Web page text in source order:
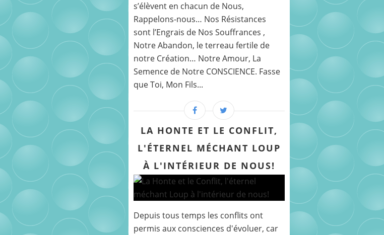
s’élèvent en chacun de Nous,
Rappelons-nous… Nos Résistances
sont l’Engrais de Nos Souffrances ,
Notre Abandon, le terreau fertile de
notre Création… Notre Amour, La
Semence de Notre CONSCIENCE. Fasse
que Toi, Mon Fils...
LA HONTE ET LE CONFLIT,
L'ÉTERNEL MÉCHANT LOUP
À L'INTÉRIEUR DE NOUS!
Depuis tous temps les conflits ont
permis aux consciences d'évoluer, car